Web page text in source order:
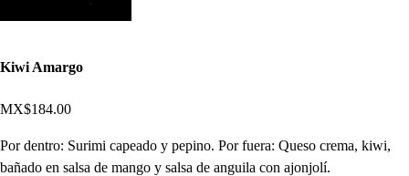
Kiwi Amargo
MX$184.00
Por dentro: Surimi capeado y pepino. Por fuera: Queso crema, kiwi,
bañado en salsa de mango y salsa de anguila con ajonjolí.